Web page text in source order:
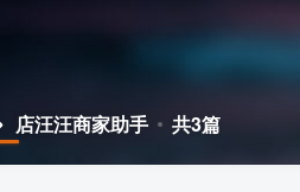
店汪汪商家助手 共3篇